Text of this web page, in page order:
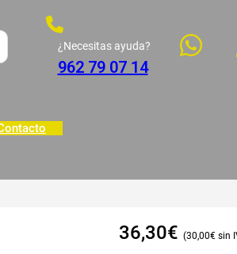
¿Necesitas ayuda?
962 79 07 14
36,30€ 30,00€